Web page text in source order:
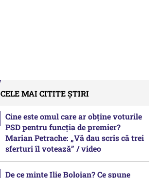
CELE MAI CITITE ȘTIRI
Cine este omul care ar obține voturile
PSD pentru funcția de premier?
Marian Petrache: „Vă dau scris că trei
sferturi îl votează” / video
De ce minte Ilie Bolojan? Ce spune